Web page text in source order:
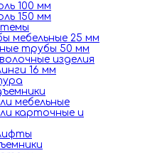
100 мм
150 мм
мебельные 25 мм
трубы 50 мм
изделия
16 мм
мебельные
карточные и